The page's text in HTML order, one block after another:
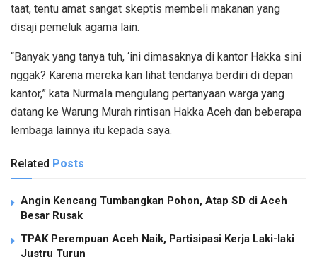
taat, tentu amat sangat skeptis membeli makanan yang
disaji pemeluk agama lain.
“Banyak yang tanya tuh, ‘ini dimasaknya di kantor Hakka sini
nggak? Karena mereka kan lihat tendanya berdiri di depan
kantor,” kata Nurmala mengulang pertanyaan warga yang
datang ke Warung Murah rintisan Hakka Aceh dan beberapa
lembaga lainnya itu kepada saya.
Related Posts
Angin Kencang Tumbangkan Pohon, Atap SD di Aceh
Besar Rusak
TPAK Perempuan Aceh Naik, Partisipasi Kerja Laki-laki
Justru Turun